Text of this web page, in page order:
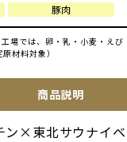
豚肉
場では、卵・乳・小麦・えび
材料対象）
商品説明
ン×東北サウナイ